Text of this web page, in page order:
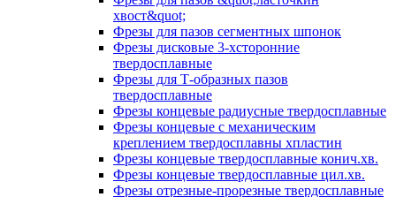
хвост&quot;
Фрезы для пазов сегментных шпонок
Фрезы дисковые 3-хсторонние
твердосплавные
Фрезы для Т-образных пазов
твердосплавные
Фрезы концевые радиусные твердосплавные
Фрезы концевые с механическим
креплением твердосплавны хпластин
Фрезы концевые твердосплавные конич.хв.
Фрезы концевые твердосплавные цил.хв.
Фрезы отрезные-прорезные твердосплавные